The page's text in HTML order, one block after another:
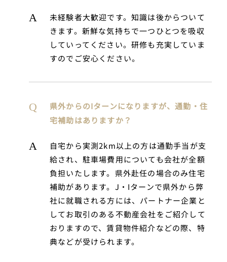
未経験者大歓迎です。知識は後からついて
きます。新鮮な気持ちで一つひとつを吸収
していってください。研修も充実していま
すのでご安心ください。
県外からのIターンになりますが、通勤・住
宅補助はありますか？
自宅から実測2km以上の方は通勤手当が支
給され、駐車場費用についても会社が全額
負担いたします。県外赴任の場合のみ住宅
補助があります。J・Iターンで県外から弊
社に就職される方には、パートナー企業と
してお取引のある不動産会社をご紹介して
おりますので、賃貸物件紹介などの際、特
典などが受けられます。